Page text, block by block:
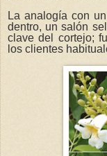
La analogía con
dentro, un salón
clave del cortejo;
los clientes